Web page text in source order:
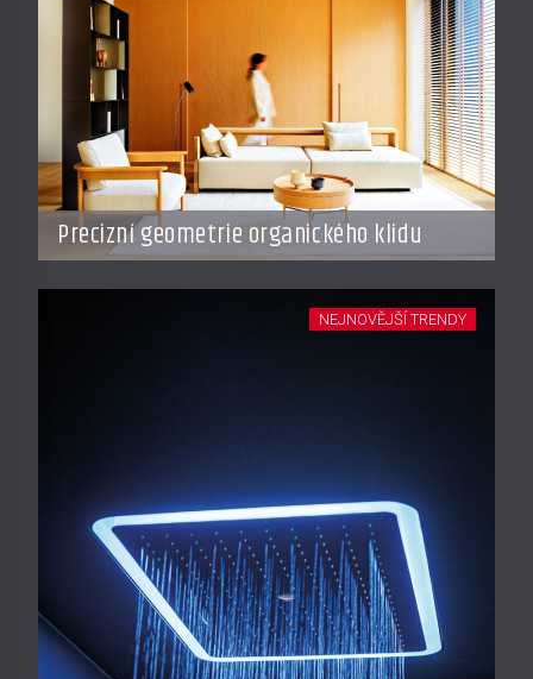
Precizní geometrie organického klidu
NEJNOVĚJŠÍ TRENDY